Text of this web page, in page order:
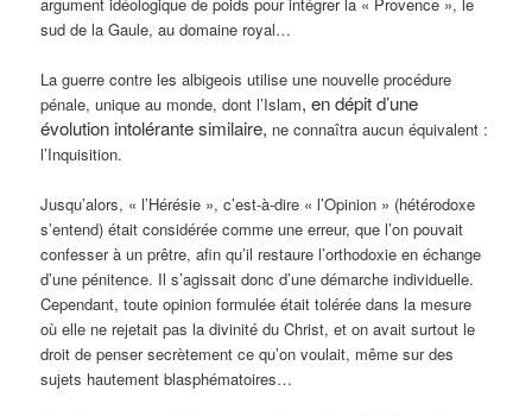
sud de la Gaule, au domaine royal…
La guerre contre les albigeois utilise une nouvelle procédure
pénale, unique au monde, dont l’Islam, en dépit d’une
évolution intolérante similaire, ne connaîtra aucun équivalent :
l’Inquisition.
Jusqu’alors, « l’Hérésie », c’est-à-dire « l’Opinion » (hétérodoxe
s’entend) était considérée comme une erreur, que l’on pouvait
confesser à un prêtre, afin qu’il restaure l’orthodoxie en échange
d’une pénitence. Il s’agissait donc d’une démarche individuelle.
Cependant, toute opinion formulée était tolérée dans la mesure
où elle ne rejetait pas la divinité du Christ, et on avait surtout le
droit de penser secrètement ce qu’on voulait, même sur des
sujets hautement blasphématoires…